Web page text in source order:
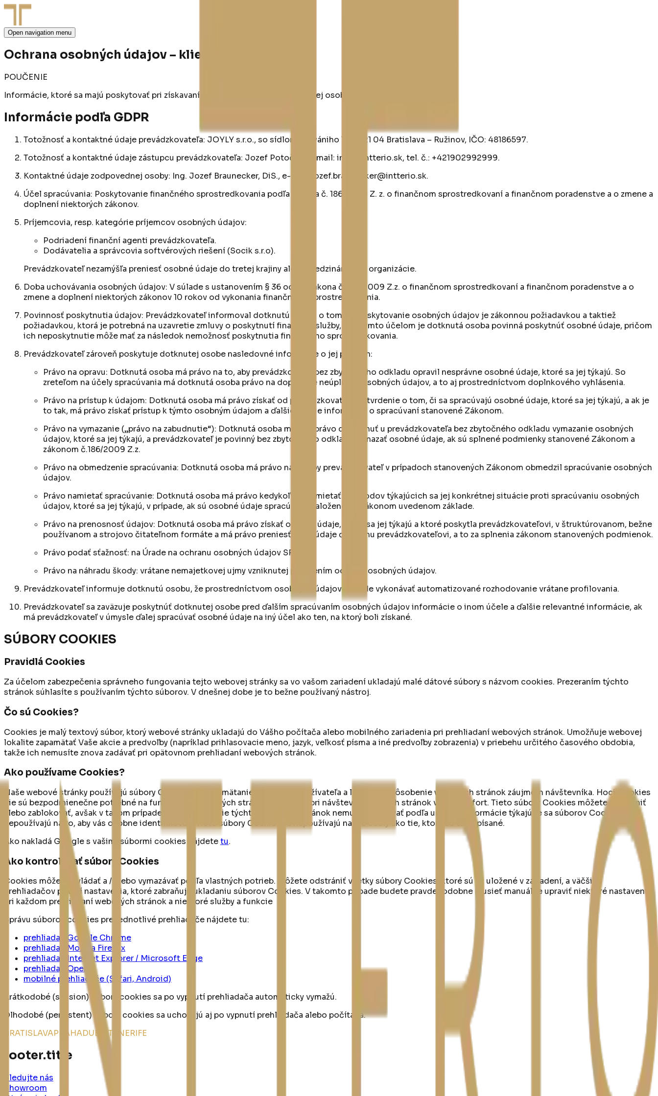
Open navigation menu
Ochrana osobných údajov – klient
POUČENIE
Informácie, ktoré sa majú poskytovať pri získavaní osobných údajov od dotknutej osoby – klienta.
Informácie podľa GDPR
Totožnosť a kontaktné údaje prevádzkovateľa: JOYLY s.r.o., so sídlom Galvániho 15B, 821 04 Bratislava – Ružinov, IČO: 48186597.
Totožnosť a kontaktné údaje zástupcu prevádzkovateľa: Jozef Potočan, e-mail: info@intterio.sk, tel. č.: +421902992999.
Kontaktné údaje zodpovednej osoby: Ing. Jozef Braunecker, DiS., e-mail: jozef.braunecker@intterio.sk.
Účel spracúvania: Poskytovanie finančného sprostredkovania podľa zákona č. 186/2009 Z. z. o finančnom sprostredkovaní a finančnom poradenstve a o zmene a
doplnení niektorých zákonov.
Príjemcovia, resp. kategórie príjemcov osobných údajov:
Podriadení finanční agenti prevádzkovateľa.
Dodávatelia a správcovia softvérových riešení (Socik s.r.o).
Prevádzkovateľ nezamýšľa preniesť osobné údaje do tretej krajiny alebo medzinárodnej organizácie.
Doba uchovávania osobných údajov: V súlade s ustanovením § 36 ods. 2 zákona č. 186/2009 Z.z. o finančnom sprostredkovaní a finančnom poradenstve a o
zmene a doplnení niektorých zákonov 10 rokov od vykonania finančného sprostredkovania.
Povinnosť poskytnutia údajov: Prevádzkovateľ informoval dotknutú osobu o tom, že poskytovanie osobných údajov je zákonnou požiadavkou a taktiež
požiadavkou, ktorá je potrebná na uzavretie zmluvy o poskytnutí finančnej služby, a že týmto účelom je dotknutá osoba povinná poskytnúť osobné údaje, pričom
ich neposkytnutie môže mať za následok nemožnosť poskytnutia finančného sprostredkovania.
Prevádzkovateľ zároveň poskytuje dotknutej osobe nasledovné informácie o jej právach:
Právo na opravu: Dotknutá osoba má právo na to, aby prevádzkovateľ bez zbytočného odkladu opravil nesprávne osobné údaje, ktoré sa jej týkajú. So
zreteľom na účely spracúvania má dotknutá osoba právo na doplnenie neúplných osobných údajov, a to aj prostredníctvom doplnkového vyhlásenia.
Právo na prístup k údajom: Dotknutá osoba má právo získať od prevádzkovateľa potvrdenie o tom, či sa spracúvajú osobné údaje, ktoré sa jej týkajú, a ak je
to tak, má právo získať prístup k týmto osobným údajom a ďalšie bližšie informácie o spracúvaní stanovené Zákonom.
Právo na vymazanie („právo na zabudnutie“): Dotknutá osoba má tiež právo dosiahnuť u prevádzkovateľa bez zbytočného odkladu vymazanie osobných
údajov, ktoré sa jej týkajú, a prevádzkovateľ je povinný bez zbytočného odkladu vymazať osobné údaje, ak sú splnené podmienky stanovené Zákonom a
zákonom č.186/2009 Z.z.
Právo na obmedzenie spracúvania: Dotknutá osoba má právo na to, aby prevádzkovateľ v prípadoch stanovených Zákonom obmedzil spracúvanie osobných
údajov.
Právo namietať spracúvanie: Dotknutá osoba má právo kedykoľvek namietať z dôvodov týkajúcich sa jej konkrétnej situácie proti spracúvaniu osobných
údajov, ktoré sa jej týkajú, v prípade, ak sú osobné údaje spracúvané založené na Zákonom uvedenom základe.
Právo na prenosnosť údajov: Dotknutá osoba má právo získať osobné údaje, ktoré sa jej týkajú a ktoré poskytla prevádzkovateľovi, v štruktúrovanom, bežne
používanom a strojovo čitateľnom formáte a má právo preniesť tieto údaje ďalšiemu prevádzkovateľovi, a to za splnenia zákonom stanovených podmienok.
Právo podať sťažnosť: na Úrade na ochranu osobných údajov SR.
Právo na náhradu škody: vrátane nemajetkovej ujmy vzniknutej porušením ochrany osobných údajov.
Prevádzkovateľ informuje dotknutú osobu, že prostredníctvom osobných údajov nebude vykonávať automatizované rozhodovanie vrátane profilovania.
Prevádzkovateľ sa zaväzuje poskytnúť dotknutej osobe pred ďalším spracúvaním osobných údajov informácie o inom účele a ďalšie relevantné informácie, ak
má prevádzkovateľ v úmysle ďalej spracúvať osobné údaje na iný účel ako ten, na ktorý boli získané.
SÚBORY COOKIES
Pravidlá Cookies
Za účelom zabezpečenia správneho fungovania tejto webovej stránky sa vo vašom zariadení ukladajú malé dátové súbory s názvom cookies. Prezeraním týchto
stránok súhlasíte s používaním týchto súborov. V dnešnej dobe je to bežne používaný nástroj.
Čo sú Cookies?
Cookies je malý textový súbor, ktorý webové stránky ukladajú do Vášho počítača alebo mobilného zariadenia pri prehliadaní webových stránok. Umožňuje webovej
lokalite zapamätať Vaše akcie a predvoľby (napríklad prihlasovacie meno, jazyk, veľkosť písma a iné predvoľby zobrazenia) v priebehu určitého časového obdobia,
takže ich nemusíte znova zadávať pri opätovnom prehliadaní webových stránok.
Ako používame Cookies?
Naše webové stránky používajú súbory Cookies na zapamätanie nastavení používateľa a lepšie prispôsobenie webových stránok záujmom návštevníka. Hoci Cookies
nie sú bezpodmienečne potrebné na fungovanie webových stránok, ponúkajú pri návšteve webových stránok vyšší komfort. Tieto súbory Cookies môžete odstrániť
alebo zablokovať, avšak v takom prípade niektoré funkcie týchto webových stránok nemusia fungovať podľa určenia. Informácie týkajúce sa súborov Cookies sa
nepoužívajú na to, aby vás osobne identifikovali. Tieto súbory Cookies sa nepoužívajú na iné účely ako tie, ktoré sú tu popísané.
Ako nakladá Google s vašimi súbormi cookies nájdetetu.
Ako kontrolovať súbory Cookies
Cookies môžete ovládať a / alebo vymazávať podľa vlastných potrieb. Môžete odstrániť všetky súbory Cookies, ktoré sú už uložené v zariadení, a väčšina
prehliadačov povolí nastavenia, ktoré zabraňujú ukladaniu súborov Cookies. V takomto prípade budete pravdepodobne musieť manuálne upraviť niektoré nastavenia
pri každom prehliadaní webových stránok a niektoré služby a funkcie
Správu súborov cookies pre jednotlivé prehliadače nájdete tu:
prehliadač Google Chrome
prehliadač Mozilla Firefox
prehliadač Internet Explorer / Microsoft Edge
prehliadač Opera
mobilné prehliadače (Safari, Android)
Krátkodobé (session) súbory cookies sa po vypnutí prehliadača automaticky vymažú.
Dlhodobé (persistent) súbory cookies sa uchovajú aj po vypnutí prehliadača alebo počítača.
BRATISLAVAPRAHADUBAI TENERIFE
footer.title
Sledujte nás
Showroom